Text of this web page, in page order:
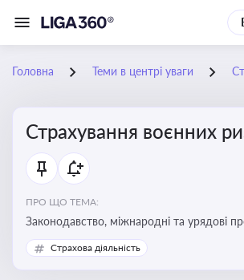
Головна Теми в центрі уваги
Страхування воєнних
ПРО ЩО ТЕМА:
Законодавство, міжнародні та урядові
визначають та знижують воєнні ризики
майна, боржників та кредиторів
Страхова діяльність